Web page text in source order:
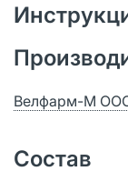
Велфарм-М
Состав